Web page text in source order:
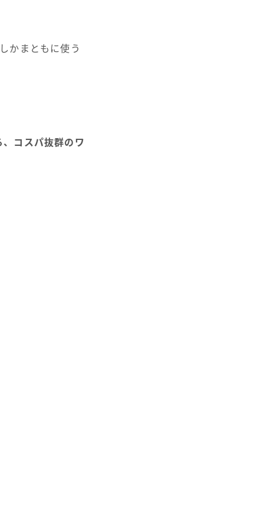
かまともに使う
コスパ抜群のワ